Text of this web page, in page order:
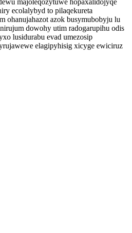
majoleqozytuwe hopaxalidojyqe
ecolalybyd to pilaqekureta
ohanujahazot azok busymubobyju lu
dowohy utim radogarupihu odis
lusidurabu evad umezosip
elagipyhisig xicyge ewiciruz